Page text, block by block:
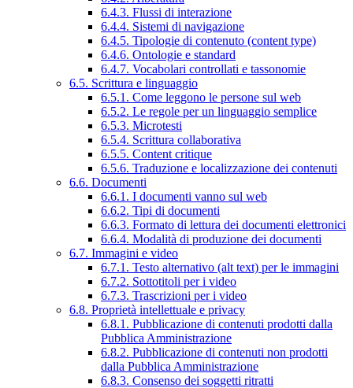
6.4.3. Flussi di interazione
6.4.4. Sistemi di navigazione
6.4.5. Tipologie di contenuto (content type)
6.4.6. Ontologie e standard
6.4.7. Vocabolari controllati e tassonomie
6.5. Scrittura e linguaggio
6.5.1. Come leggono le persone sul web
6.5.2. Le regole per un linguaggio semplice
6.5.3. Microtesti
6.5.4. Scrittura collaborativa
6.5.5. Content critique
6.5.6. Traduzione e localizzazione dei contenuti
6.6. Documenti
6.6.1. I documenti vanno sul web
6.6.2. Tipi di documenti
6.6.3. Formato di lettura dei documenti elettronici
6.6.4. Modalità di produzione dei documenti
6.7. Immagini e video
6.7.1. Testo alternativo (alt text) per le immagini
6.7.2. Sottotitoli per i video
6.7.3. Trascrizioni per i video
6.8. Proprietà intellettuale e privacy
6.8.1. Pubblicazione di contenuti prodotti dalla
Pubblica Amministrazione
6.8.2. Pubblicazione di contenuti non prodotti
dalla Pubblica Amministrazione
6.8.3. Consenso dei soggetti ritratti